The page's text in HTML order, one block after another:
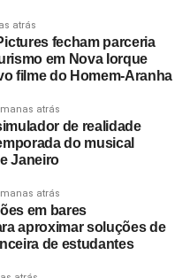
atrás
fecham parceria
em Nova Iorque
filme do Homem-Aranha
atrás
de realidade
do musical
Janeiro
atrás
em bares
aproximar soluções de
de estudantes